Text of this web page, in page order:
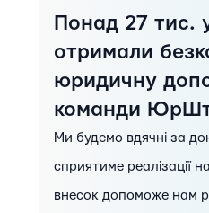
Понад 27 тис.
отримали
юридичну
команди
Ми будемо вдячні за
сприятиме реалізації
внесок допоможе нам